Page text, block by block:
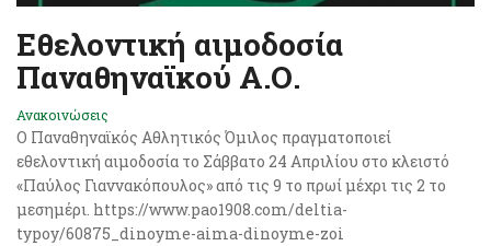
Εθελοντική αιμοδοσία
Παναθηναϊκού Α.Ο.
Ανακοινώσεις
Ο Παναθηναϊκός Αθλητικός Όμιλος πραγματοποιεί
εθελοντική αιμοδοσία το Σάββατο 24 Απριλίου στο κλειστό
«Παύλος Γιαννακόπουλος» από τις 9 το πρωί μέχρι τις 2 το
μεσημέρι. https://www.pao1908.com/deltia-
typoy/60875_dinoyme-aima-dinoyme-zoi